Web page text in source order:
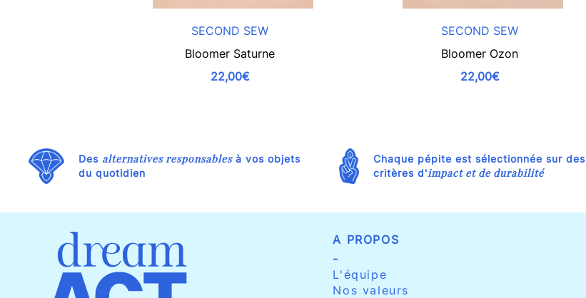
SECOND SEW
Bloomer Saturne
22,00€
SECOND SEW
Bloomer Ozon
22,00€
Des alternatives responsablesà vos objets
du quotidien
Chaque pépite est sélectionnée sur des
critères d'impact et de durabilité
A PROPOS
-
L'équipe
Nos valeurs